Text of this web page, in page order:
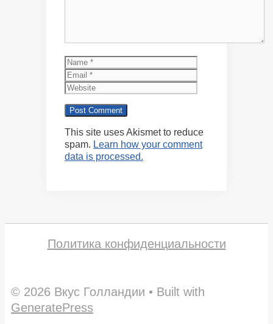
Name
This site uses Akismet to reduce
spam. Learn how your comment
data is processed.
Политика конфиденциальности
© 2026 Вкус Голландии • Built with
GeneratePress